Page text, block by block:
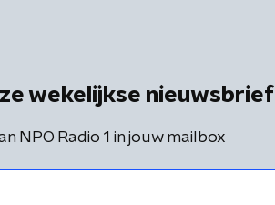
wekelijkse nieuwsbrief
NPO Radio 1 in jouw mailbox